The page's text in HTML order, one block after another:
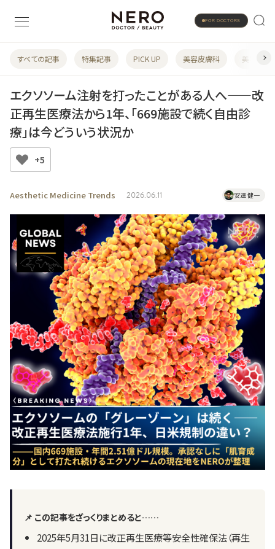
FOR DOCTORS
すべての記事 特集記事 PICK UP 美容皮膚科 美容婦人
エクソソーム注射を打ったことがある人へ——改
正再生医療法から1年、「669施設で続く自由診
療」は今どういう状況か
+5
Aesthetic Medicine Trends 2026.06.11 安達 健一
📌 この記事をざっくりまとめると……
2025年5月31日に改正再生医療等安全性確保法（再生